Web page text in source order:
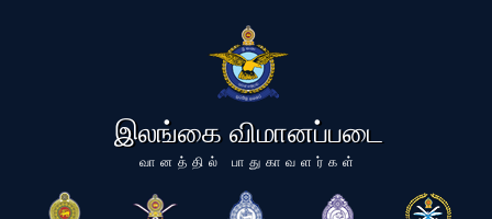
இலங்கை விமானப்படை
வானத்தில் பாதுகாவளர்கள்